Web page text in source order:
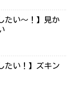
たい～！】見か
たい！】ズキン